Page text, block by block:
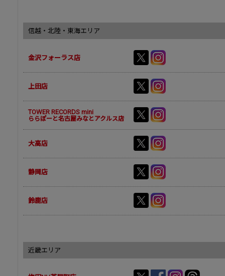
信越・北陸・東海エリア
金沢フォーラス店
上田店
TOWER RECORDS mini
ららぽーと名古屋みなとアクルス店
大高店
静岡店
鈴鹿店
近畿エリア